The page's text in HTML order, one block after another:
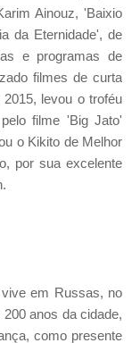
Ainouz, 'Baixio
da Eternidade', de
e programas de
filmes de curta
levou o troféu
filme 'Big Jato'
o Kikito de Melhor
por sua excelente
em Russas, no
anos da cidade,
como presente